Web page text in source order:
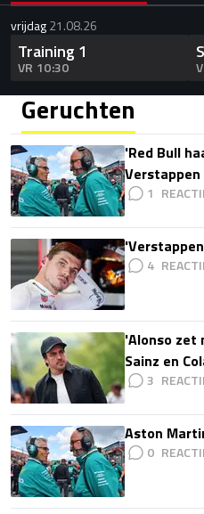
vrijdag21.08.26
Training 1
VR 10:30
Geruchten
'Red Bull
1
4
'Alonso zet
Sainz en
3
Aston
0